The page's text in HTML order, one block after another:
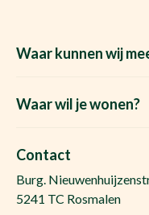
Waar kunnen wij
Het Waare Huis zoekt
Gratis woningwaarde
Vraag de kosten op
Waar wil je wonen?
Makelaar Den Bosch
Huis kopen Nuland
Huis kopen Berlicum
Contact
Burg.
5241 TC Rosmalen